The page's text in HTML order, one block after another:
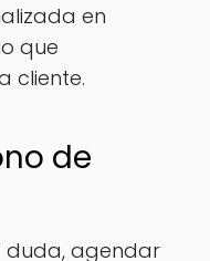
en
que
cliente.
de
duda, agendar